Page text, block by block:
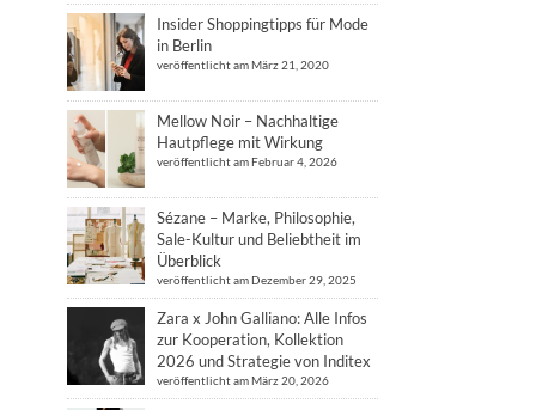
Insider Shoppingtipps für Mode
in Berlin
veröffentlicht am März 21, 2020
Mellow Noir – Nachhaltige
Hautpflege mit Wirkung
veröffentlicht am Februar 4, 2026
Sézane – Marke, Philosophie,
Sale-Kultur und Beliebtheit im
Überblick
veröffentlicht am Dezember 29, 2025
Zara x John Galliano: Alle Infos
zur Kooperation, Kollektion
2026 und Strategie von Inditex
veröffentlicht am März 20, 2026